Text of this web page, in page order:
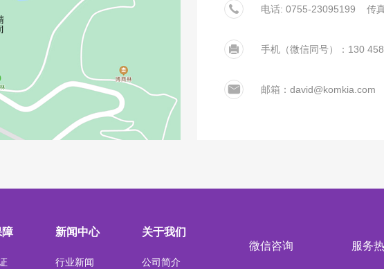
电话: 0755-23095199 传
手机（微信同号）：130
邮箱：david@komkia.com
障 新闻中心
行业新闻
关于我们
公司简介
微信咨询 服务